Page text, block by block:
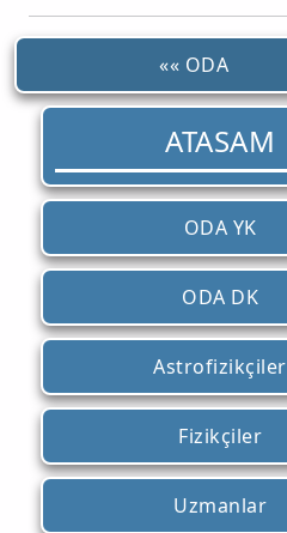
«« ODA
ATASAM
ODA YK
ODA DK
Astrofizikçiler
Fizikçiler
Uzmanlar